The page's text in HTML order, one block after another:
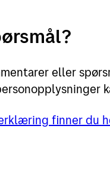
eller
finner du